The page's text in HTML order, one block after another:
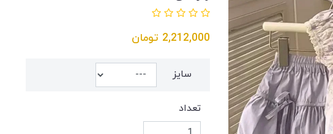
2,212,000 تومان
سایز
تعداد